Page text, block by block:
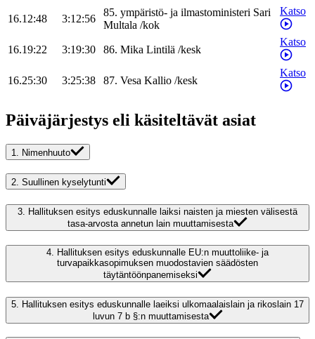
16.12:48 3:12:56
85. ympäristö- ja ilmastoministeri Sari
Multala /kok
Katso
16.19:22 3:19:30 86. Mika Lintilä /kesk
Katso
16.25:30 3:25:38 87. Vesa Kallio /kesk
Katso
Päiväjärjestys eli käsiteltävät asiat
1. Nimenhuuto
2. Suullinen kyselytunti
3. Hallituksen esitys eduskunnalle laiksi naisten ja miesten välisestä
tasa-arvosta annetun lain muuttamisesta
4. Hallituksen esitys eduskunnalle EU:n muuttoliike- ja
turvapaikkasopimuksen muodostavien säädösten
täytäntöönpanemiseksi
5. Hallituksen esitys eduskunnalle laeiksi ulkomaalaislain ja rikoslain 17
luvun 7 b §:n muuttamisesta